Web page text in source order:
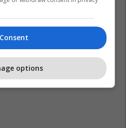
Consent
options